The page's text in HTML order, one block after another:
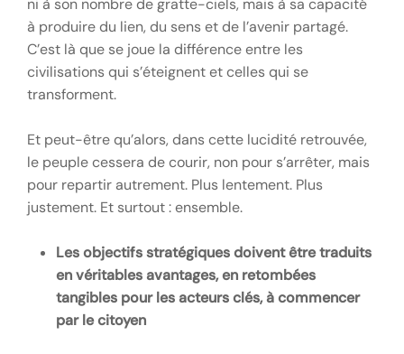
ni à son nombre de gratte-ciels, mais à sa capacité
à produire du lien, du sens et de l’avenir partagé.
C’est là que se joue la différence entre les
civilisations qui s’éteignent et celles qui se
transforment.
Et peut-être qu’alors, dans cette lucidité retrouvée,
le peuple cessera de courir, non pour s’arrêter, mais
pour repartir autrement. Plus lentement. Plus
justement. Et surtout : ensemble.
Les objectifs stratégiques doivent être traduits
en véritables avantages, en retombées
tangibles pour les acteurs clés, à commencer
par le citoyen